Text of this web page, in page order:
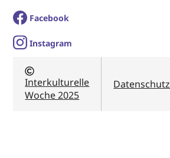
Facebook
Instagram
Interkulturelle
Woche 2025
Datenschutz